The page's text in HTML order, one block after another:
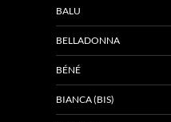
BALU
BELLADONNA
BÉNÉ
BIANCA (BIS)